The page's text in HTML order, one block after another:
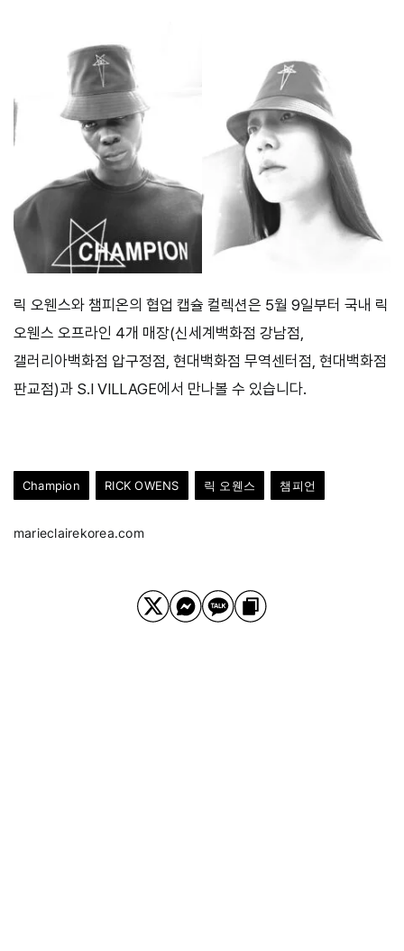
릭 오웬스와 챔피온의 협업 캡슐 컬렉션은 5월 9일부터 국내 릭
오웬스 오프라인 4개 매장(신세계백화점 강남점,
갤러리아백화점 압구정점, 현대백화점 무역센터점, 현대백화점
판교점)과 S.I VILLAGE에서 만나볼 수 있습니다.
Champion RICK OWENS 릭 오웬스 챔피언
marieclairekorea.com